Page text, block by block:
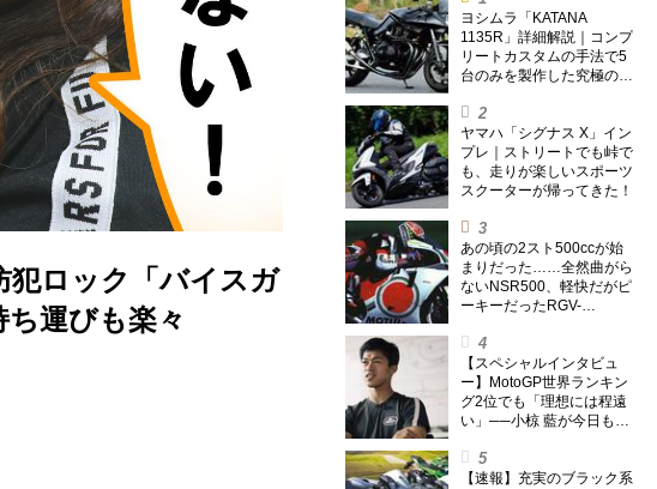
犯ロック「バイスガ
運びも楽々
ヨシムラ「KATANA
1135R」詳細解説｜コンプ
リートカスタムの手法で5
台のみを製作した究極の銘
ヤマハ「シグナス X」イン
プレ｜ストリートでも峠で
も、走りが楽しいスポーツ
スクーターが帰ってきた！
あの頃の2スト500ccが始
まりだった……全然曲がら
ないNSR500、軽快だがピ
ーキーだったRGV-
(アオキマニアックレーシ
ング) Vol.1】
【スペシャルインタビュ
ー】MotoGP世界ランキン
グ2位でも「理想には程遠
い」──小椋 藍が今日も走
【速報】充実のブラック系